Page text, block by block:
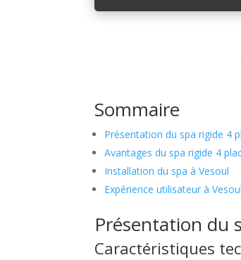
Sommaire
Présentation du spa rigide 4
Avantages du spa rigide 4
Installation du spa à Vesoul
Expérience utilisateur à Vesoul
Présentation du
Caractéristiques